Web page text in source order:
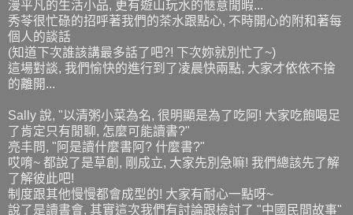
漫平凡的生活小品, 更有遊山玩水的愜意閒暇...
秀苓很忙碌的招呼著我們的茶水跟點心, 不時開心的附和著每
個人的談話
(知道下次誰該講最多話了吧?! 下次妳就別忙了~)
這場對談, 我們愉快的進行到了凌晨快兩點, 大家才依依不捨
的離開...
Sally 說, "以清粥小菜為名, 很明顯是為了吃阿! 大家吃飽喝足
了肯定只有閒聊, 怎麼可能讀書?"
亮丰問, "阿是讀什麼書阿? 什麼書?"
哎唷~ 都說了是草創, 剛成立, 大家先別急嘛! 我們總該先了解
了解彼此吧!
制度跟其他慢慢都會成型的! 大家有耐心一點呀~
說了是讀書會, 其實這次我們有討論跟檢討了 "中國民間故事"